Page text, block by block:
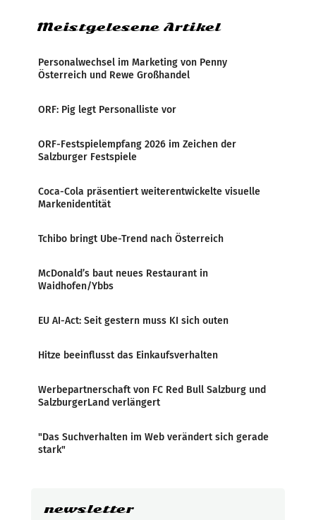
Meistgelesene Artikel
Personalwechsel im Marketing von Penny
Österreich und Rewe Großhandel
ORF: Pig legt Personalliste vor
ORF-Festspielempfang 2026 im Zeichen der
Salzburger Festspiele
Coca-Cola präsentiert weiterentwickelte visuelle
Markenidentität
Tchibo bringt Ube-Trend nach Österreich
McDonald’s baut neues Restaurant in
Waidhofen/Ybbs
EU AI-Act: Seit gestern muss KI sich outen
Hitze beeinflusst das Einkaufsverhalten
Werbepartnerschaft von FC Red Bull Salzburg und
SalzburgerLand verlängert
"Das Suchverhalten im Web verändert sich gerade
stark"
newsletter